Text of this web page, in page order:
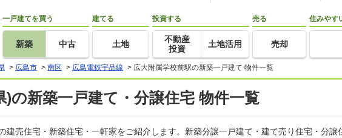
一戸建てを買う
新築 中古
建てる
土地
投資する
不動産
投資
土地活用
売る
売却
住みやす
> 広島市 > 南区 > 広島電鉄宇品線 > 広大附属学校前駅の新築一戸建て 物件一覧
)の新築一戸建て・分譲住宅 物件一覧
建売住宅・新築住宅・一軒家をご紹介します。新築分譲一戸建て・建て売り住宅・分譲